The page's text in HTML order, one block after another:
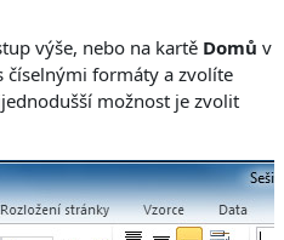
výše, nebo na kartě Domů v
číselnými formáty a zvolíte
možnost je zvolit